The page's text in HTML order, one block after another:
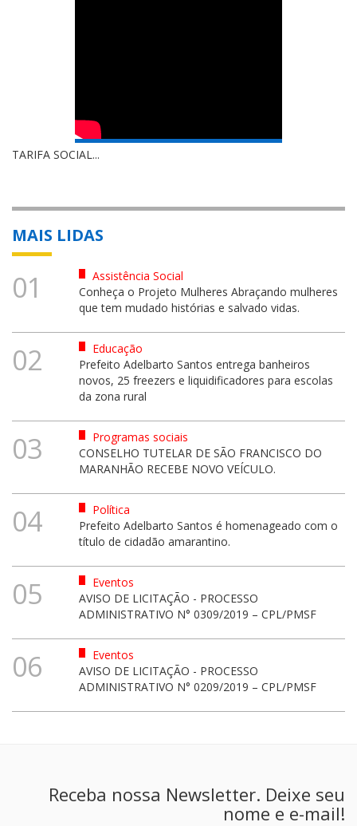
TARIFA SOCIAL...
MAIS LIDAS
01
Assistência Social
Conheça o Projeto Mulheres Abraçando mulheres
que tem mudado histórias e salvado vidas.
02
Educação
Prefeito Adelbarto Santos entrega banheiros
novos, 25 freezers e liquidificadores para escolas
da zona rural
03
Programas sociais
CONSELHO TUTELAR DE SÃO FRANCISCO DO
MARANHÃO RECEBE NOVO VEÍCULO.
04
Política
Prefeito Adelbarto Santos é homenageado com o
título de cidadão amarantino.
05
Eventos
AVISO DE LICITAÇÃO - PROCESSO
ADMINISTRATIVO N° 0309/2019 – CPL/PMSF
06
Eventos
AVISO DE LICITAÇÃO - PROCESSO
ADMINISTRATIVO N° 0209/2019 – CPL/PMSF
Receba nossa Newsletter. Deixe seu
nome e e-mail!